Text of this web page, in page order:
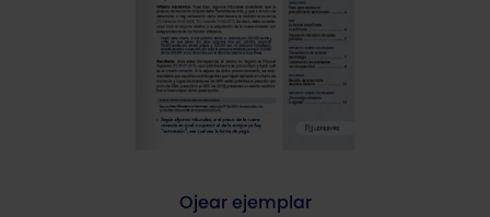
Ojear ejemplar